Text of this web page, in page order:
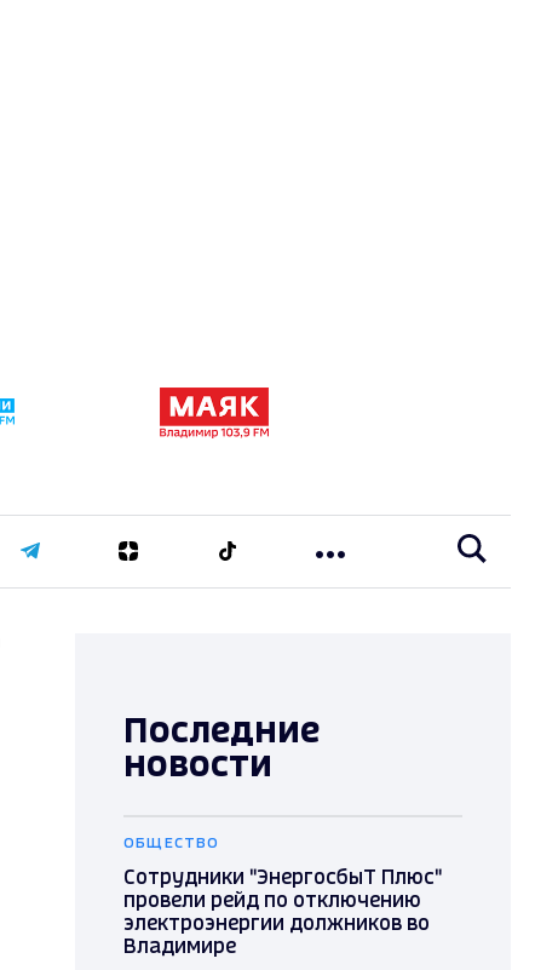
Последние
новости
ОБЩЕСТВО
Сотрудники "ЭнергосбыТ Плюс"
провели рейд по отключению
электроэнергии должников во
Владимире